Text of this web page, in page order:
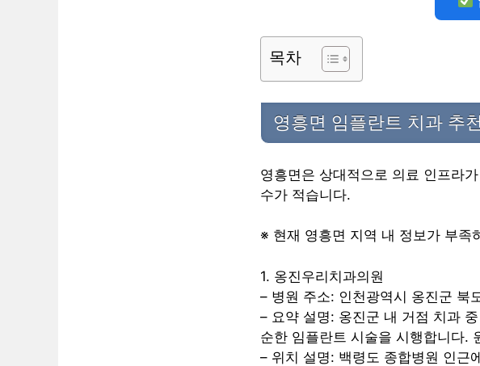
목차
영흥면 임플란트 치과 추천
영흥면은 상대적으로 의료 인프라
수가 적습니다.
※ 현재 영흥면 지역 내 정보가 부족
1. 옹진우리치과의원
– 병원 주소: 인천광역시 옹진군 북
– 요약 설명: 옹진군 내 거점 치과
순한 임플란트 시술을 시행합니다.
– 위치 설명: 백령도 종합병원 인근